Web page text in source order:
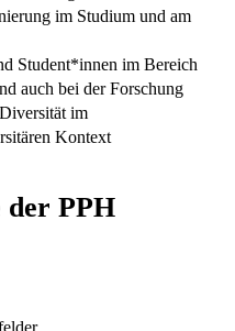
im Studium und am
Student*innen im Bereich
auch bei der Forschung
im
Kontext
der PPH